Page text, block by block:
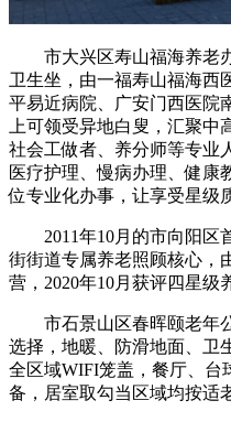
市大兴区寿山福海养老办
卫生坐，由一福寿山福海西
平易近病院、广安门西医院
上可领受异地白叟，汇聚中
社会工做者、养分师等专业
医疗护理、慢病办理、健康
位专业化办事，让享受星级
2011年10月的市向阳区
街街道专属养老照顾核心，
营，2020年10月获评四星级
市石景山区春晖颐老年公
选择，地暖、防滑地面、卫
全区域WIFI笼盖，餐厅、台
备，居室取勾当区域均按适